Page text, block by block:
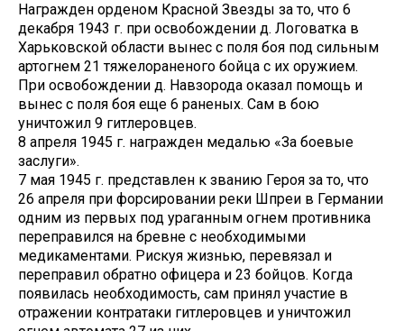
Награжден орденом Красной Звезды за то, что 6
декабря 1943 г. при освобождении д. Логоватка в
Харьковской области вынес с поля боя под сильным
артогнем 21 тяжелораненого бойца с их оружием.
При освобождении д. Навзорода оказал помощь и
вынес с поля боя еще 6 раненых. Сам в бою
уничтожил 9 гитлеровцев.
8 апреля 1945 г. награжден медалью «За боевые
заслуги».
7 мая 1945 г. представлен к званию Героя за то, что
26 апреля при форсировании реки Шпреи в Германии
одним из первых под ураганным огнем противника
переправился на бревне с необходимыми
медикаментами. Рискуя жизнью, перевязал и
переправил обратно офицера и 23 бойцов. Когда
появилась необходимость, сам принял участие в
отражении контратаки гитлеровцев и уничтожил